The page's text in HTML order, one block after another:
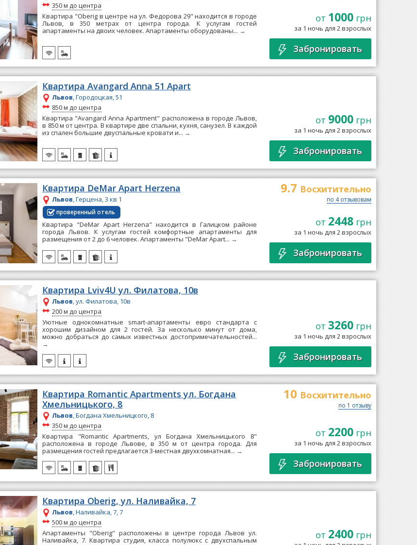
~
350 м до центра
Квартира "Oberig в центре на ул. Федорова 29" находится в городе
Львов, в 350 метрах от центра города. К услугам гостей
апартаменты на двоих человек. Апартаменты оборудованы... →
от 1000грн
за 1 ночь для 2 взрослых
Забронировать
Квартира Avangard Anna 51 Apart
Львов, Городоцкая, 51
~
850 м до центра
Квартира "Avangard Anna Apartment" расположена в городе Львов,
в 850 м от центра. В квартире две спальни, кухня, санузел. В каждой
из спален большие двуспальные кровати и... →
от 9000грн
за 1 ночь для 2 взрослых
Забронировать
Квартира DeMar Apart Herzena
Львов, Герцена, 3 кв 1
проверенный отель
Квартира "DeMar Apart Herzena" находится в Галицком районе
города Львов. К услугам гостей комфортные апартаменты для
размещения от 2 до 6 человек. Апартаменты "DeMar Apart... →
9.7 Восхитительно
по 4 отзывовам
от 2448грн
за 1 ночь для 2 взрослых
Забронировать
Квартира Lviv4U ул. Филатова, 10в
Львов, ул. Филатова, 10в
~
200 м до центра
Уютные однокомнатные smart-апартаменты евро стандарта с
хорошим дизайном для 2 гостей. За несколько минут от дома,
можно добраться до самых известных достопримечательностей...
→
от 3260грн
за 1 ночь для 2 взрослых
Забронировать
Квартира Romantic Apartments ул. Богдана
Хмельницького, 8
Львов, Богдана Хмельницкого, 8
~
350 м до центра
Квартира "Romantic Apartments, ул Богдана Хмельницького 8"
расположена в городе Львове, в 350 м от центра города. Для
размещения гостей предлагается 3-местная двухкомнатная... →
10 Восхитительно
по 1 отзыву
от 2200грн
за 1 ночь для 2 взрослых
Забронировать
Квартира Oberig, ул. Наливайка, 7
Львов, Наливайка, 7, 7
~
500 м до центра
Апартаменты "Oberig" расположены в центре города Львов ул.
Наливайка, 7. Квартира студия, класса полулюкс с двухспальным
от 2400грн